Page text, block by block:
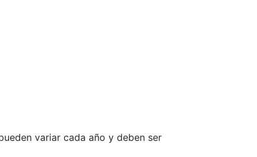
variar cada año y deben ser